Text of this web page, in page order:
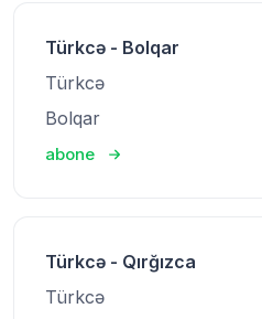
Türkcə - Bolqar
Türkcə
Bolqar
abone
Türkcə - Qırğızca
Türkcə